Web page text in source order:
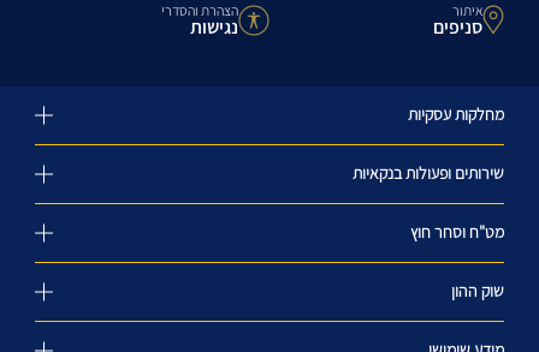
איתור
סניפים
הצהרת והסדרי
נגישות
מחלקות עסקיות
שירותים ופעולות בנקאיות
מט"ח וסחר חוץ
שוק ההון